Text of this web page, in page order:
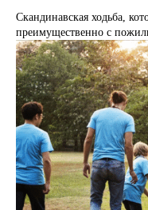
Скандинавская ходьба,
преимущественно с